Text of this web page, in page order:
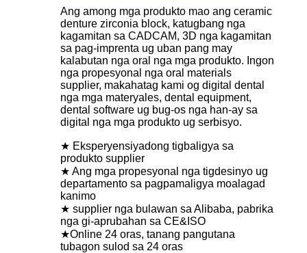
Ang among mga produkto mao ang ceramic
denture zirconia block, katugbang nga
kagamitan sa CADCAM, 3D nga kagamitan
sa pag-imprenta ug uban pang may
kalabutan nga oral nga mga produkto. Ingon
nga propesyonal nga oral materials
supplier, makahatag kami og digital dental
nga mga materyales, dental equipment,
dental software ug bug-os nga han-ay sa
digital nga mga produkto ug serbisyo.
★ Eksperyensiyadong tigbaligya sa
produkto supplier
★ Ang mga propesyonal nga tigdesinyo ug
departamento sa pagpamaligya moalagad
kanimo
★ supplier nga bulawan sa Alibaba, pabrika
nga gi-aprubahan sa CE&ISO
★Online 24 oras, tanang pangutana
tubagon sulod sa 24 oras